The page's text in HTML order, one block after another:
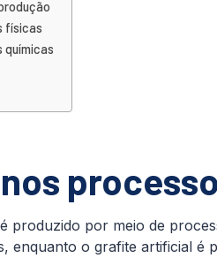
físicas
químicas
produzido por meio de
enquanto o grafite artificial é